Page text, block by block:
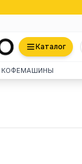
Каталог
КОФЕМАШИНЫ